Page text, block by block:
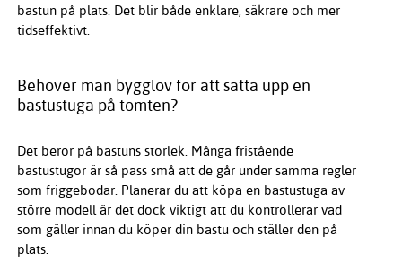
bastun på plats. Det blir både enklare, säkrare och mer
tidseffektivt.
Behöver man bygglov för att sätta upp en
bastustuga på tomten?
Det beror på bastuns storlek. Många fristående
bastustugor är så pass små att de går under samma regler
som friggebodar. Planerar du att köpa en bastustuga av
större modell är det dock viktigt att du kontrollerar vad
som gäller innan du köper din bastu och ställer den på
plats.